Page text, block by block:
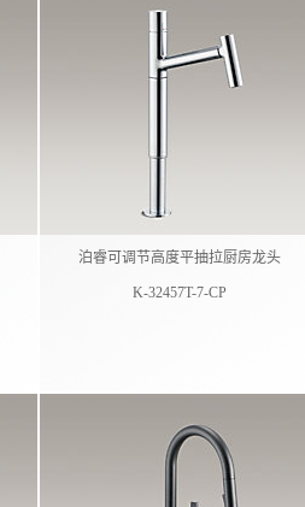
泊睿可调节高度平抽拉厨房龙头
K-32457T-7-CP